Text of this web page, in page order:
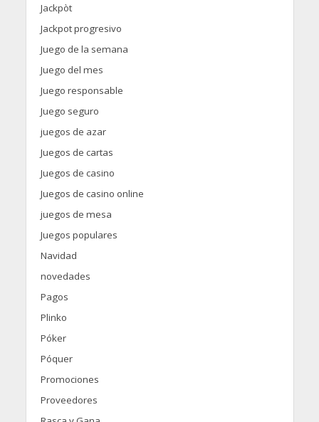
Jackpòt
Jackpot progresivo
Juego de la semana
Juego del mes
Juego responsable
Juego seguro
juegos de azar
Juegos de cartas
Juegos de casino
Juegos de casino online
juegos de mesa
Juegos populares
Navidad
novedades
Pagos
Plinko
Póker
Póquer
Promociones
Proveedores